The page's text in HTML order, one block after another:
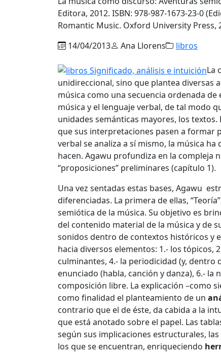
Editora, 2012. ISBN: 978-987-1673-23-0
Romantic Music. Oxford University Press,
14/04/2013
Ana Llorens libros
La
unidireccional, sino que plantea diversas
música como una secuencia ordenada
música y el lenguaje verbal, de tal modo
unidades semánticas mayores, los textos.
que sus interpretaciones pasen a formar
verbal se analiza a sí mismo, la música
hacen. Agawu profundiza en la compleja
“proposiciones” preliminares (capítulo 1).
Una vez sentadas estas bases, Agawu
diferenciadas. La primera de ellas,
semiótica de la música. Su objetivo es
del contenido material de la música y de
sonidos dentro de contextos históricos y
hacia diversos elementos: 1.- los tópicos,
culminantes, 4.- la periodicidad (y, dentro
enunciado (habla, canción y danza), 6.-
composición libre. La explicación –como
como finalidad el planteamiento de un
contrario que el de éste, da cabida a la
que está anotado sobre el papel. Las
según sus implicaciones estructurales,
los que se encuentran, enriqueciendo